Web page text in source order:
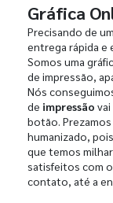
Gráfica
Precisando de
entrega rápida e
Somos uma
de impressão,
Nós
de impressão
botão.
humanizado,
que temos
satisfeitos com
contato, até a